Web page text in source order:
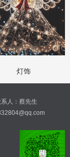
灯饰
人：蔡先生